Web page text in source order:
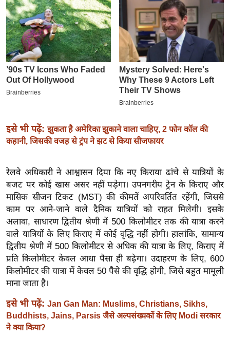
इ
म
ई
-
पे
प
र
सा
ल
मि
सा
ल
श
ख्सि
य
त
यं
इं
डि
या
इसे भी पढ़ें: झुकता है अमेरिका झुकाने वाला चाहिए, 2 फोन कॉल की
कहानी, जिसकी वजह से ट्रंप ने झट से किया सीजफायर
रेलवे अधिकारी ने आश्वासन दिया कि नए किराया ढांचे से यात्रियों के
बजट पर कोई खास असर नहीं पड़ेगा। उपनगरीय ट्रेन के किराए और
मासिक सीजन टिकट (MST) की कीमतें अपरिवर्तित रहेंगी, जिससे
काम पर आने-जाने वाले दैनिक यात्रियों को राहत मिलेगी। इसके
अलावा, साधारण द्वितीय श्रेणी में 500 किलोमीटर तक की यात्रा करने
वाले यात्रियों के लिए किराए में कोई वृद्धि नहीं होगी। हालांकि, सामान्य
द्वितीय श्रेणी में 500 किलोमीटर से अधिक की यात्रा के लिए, किराए में
प्रति किलोमीटर केवल आधा पैसा ही बढ़ेगा। उदाहरण के लिए, 600
किलोमीटर की यात्रा में केवल 50 पैसे की वृद्धि होगी, जिसे बहुत मामूली
माना जाता है।
इसे भी पढ़ें: Jan Gan Man: Muslims, Christians, Sikhs,
Buddhists, Jains, Parsis जैसे अल्पसंख्यकों के लिए Modi सरकार
ने क्या किया?